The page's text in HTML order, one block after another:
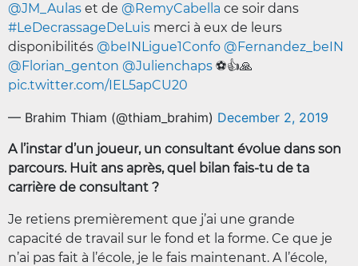
@JM_Aulas et de @RemyCabella ce soir dans
#LeDecrassageDeLuis merci à eux de leurs
disponibilités @beINLigue1Confo @Fernandez_beIN
@Florian_genton @Julienchaps ⚽️👍🙏
pic.twitter.com/IEL5apCU20
— Brahim Thiam (@thiam_brahim) December 2, 2019
A l’instar d’un joueur, un consultant évolue dans son
parcours. Huit ans après, quel bilan fais-tu de ta
carrière de consultant ?
Je retiens premièrement que j’ai une grande
capacité de travail sur le fond et la forme. Ce que je
n’ai pas fait à l’école, je le fais maintenant. A l’école,